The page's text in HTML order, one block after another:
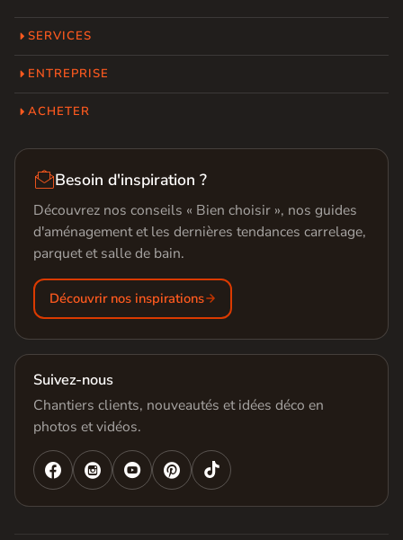
SERVICES
ENTREPRISE
ACHETER
Besoin d'inspiration ?
Découvrez nos conseils « Bien choisir », nos guides
d'aménagement et les dernières tendances carrelage,
parquet et salle de bain.
Découvrir nos inspirations
Suivez-nous
Chantiers clients, nouveautés et idées déco en
photos et vidéos.
   